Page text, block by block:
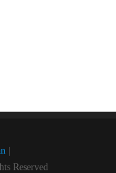
|
Reserved